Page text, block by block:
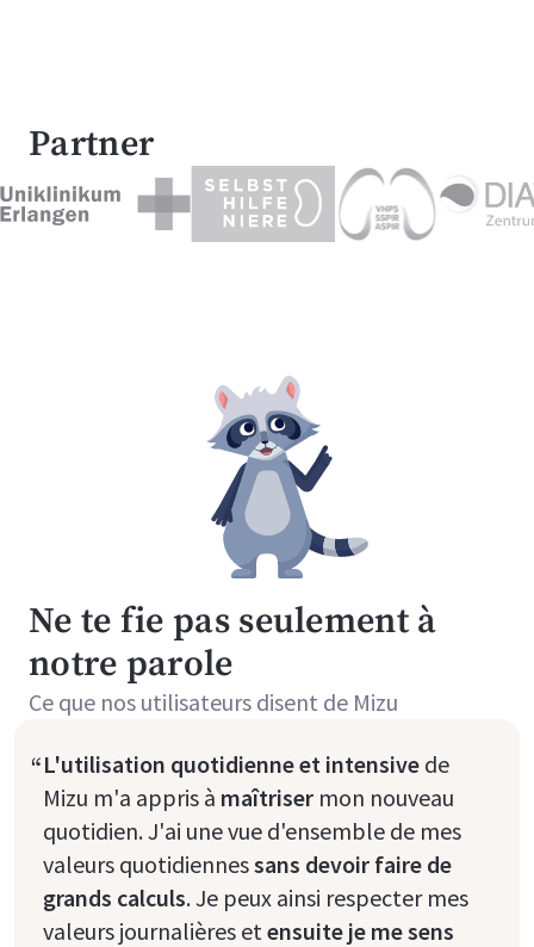
Partner
Ne te fie pas seulement à
notre parole
Ce que nos utilisateurs disent de Mizu
“L'utilisation quotidienne et intensive de
Mizu m'a appris à maîtriser mon nouveau
quotidien. J'ai une vue d'ensemble de mes
valeurs quotidiennessans devoir faire de
grands calculs. Je peux ainsi respecter mes
valeurs journalières etensuite je me sens